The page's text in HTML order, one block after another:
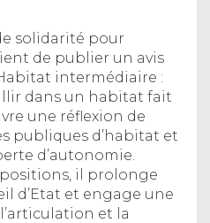
solidarité pour
de publier un avis
intermédiaire :
dans un habitat fait
une réflexion de
publiques d’habitat et
d’autonomie.
il prolonge
d’Etat et engage une
et la